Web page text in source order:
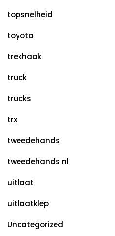
topsnelheid
toyota
trekhaak
truck
trucks
trx
tweedehands
tweedehands nl
uitlaat
uitlaatklep
Uncategorized